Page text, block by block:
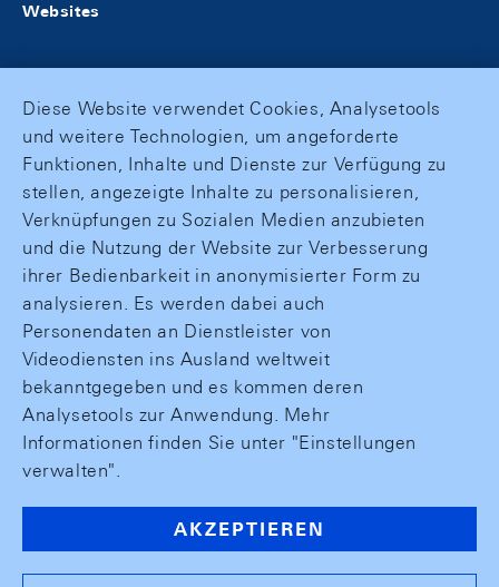
Websites
Diese Website verwendet Cookies, Analysetools
und weitere Technologien, um angeforderte
Funktionen, Inhalte und Dienste zur Verfügung zu
stellen, angezeigte Inhalte zu personalisieren,
Verknüpfungen zu Sozialen Medien anzubieten
und die Nutzung der Website zur Verbesserung
ihrer Bedienbarkeit in anonymisierter Form zu
analysieren. Es werden dabei auch
Personendaten an Dienstleister von
Videodiensten ins Ausland weltweit
bekanntgegeben und es kommen deren
Analysetools zur Anwendung. Mehr
Informationen finden Sie unter "Einstellungen
verwalten".
AKZEPTIEREN